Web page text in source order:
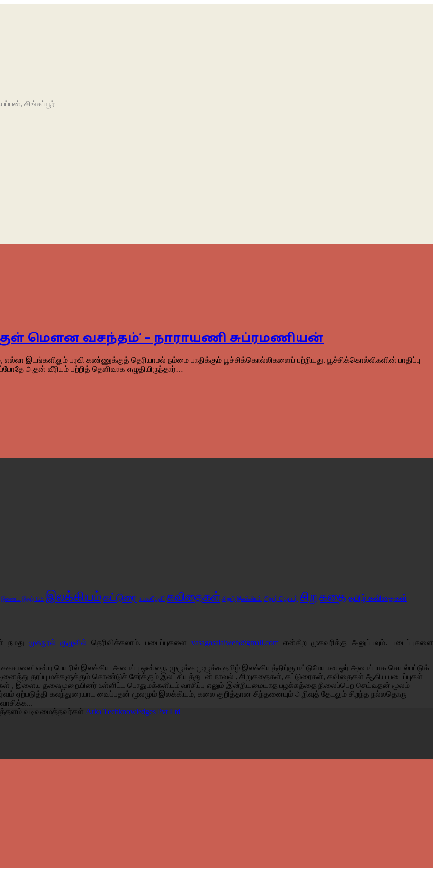
சிங்கப்பூர்
மெளன வசந்தம்’ – நாராயணி சுப்ரமணியன்
இடங்களிலும் பரவி கண்ணுக்குத் தெரியாமல் நம்மை பாதிக்கும் பூச்சிக்கொல்லிகளைப் பற்றியது. பூச்சிக்கொல்லிகளின் பாதிப்பு
அதன் வீரியம் பற்றித் தெளிவாக எழுதியிருந்தார்…
இணைய இதழ் 125 இலக்கியம்கட்டுரை கமலதேவி கவிதைகள் சிறார் இலக்கியம் சிறார் தொடர் சிறுகதை தமிழ் கவிதைகள்
நமதுமுகநூல் குழுவில் தெரிவிக்கலாம். படைப்புகளைvasagasalaiweb@gmail.com என்கிற முகவரிக்கு அனுப்பவும். படைப்புகளை
என்ற பெயரில் இலக்கிய அமைப்பு ஒன்றை, முழுக்க முழுக்க தமிழ் இலக்கியத்திற்கு மட்டுமேயான ஓர் அமைப்பாக செயல்பட்டுக்
தரப்பு மக்களுக்கும் கொண்டுச் சேர்க்கும் இலட்சியத்துடன் நாவல் , சிறுகதைகள், கட்டுரைகள், கவிதைகள் ஆகிய படைப்புகள்
, இளைய தலைமுறையினர் உள்ளிட்ட பொதுமக்களிடம் வாசிப்பு எனும் இன்றியமையாத பழக்கத்தை நிலைப்பெற செய்வதன் மூலம்
ஏற்படுத்தி கலந்துரையாட வைப்பதன் மூலமும் இலக்கியம், கலை குறித்தான சிந்தனையும் அறிவுத் தேடலும் சிறந்த நல்லதொரு
வடிவமைத்தவர்கள் Arka Techknowledges Pvt Ltd